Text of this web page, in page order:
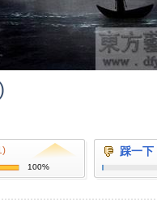
100%
踩一下